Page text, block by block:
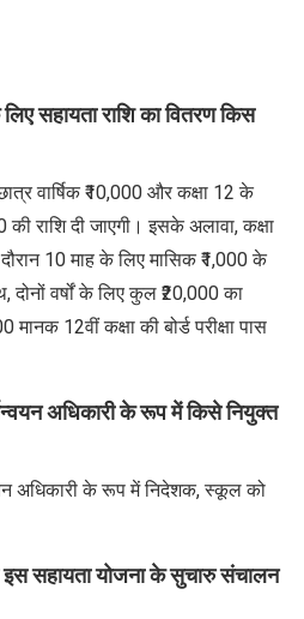
सहायता राशि का वितरण किस
वार्षिक ₹10,000 और कक्षा 12 के
की राशि दी जाएगी। इसके अलावा, कक्षा
10 माह के लिए मासिक ₹1,000 के
दोनों वर्षों के लिए कुल ₹20,000 का
12वीं कक्षा की बोर्ड परीक्षा पास
अधिकारी के रूप में किसे नियुक्त
अधिकारी के रूप में निदेशक, स्कूल को
इस सहायता योजना के सुचारु संचालन